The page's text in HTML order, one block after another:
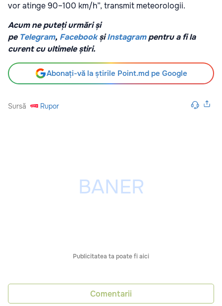
vor atinge 90–100 km/h”, transmit meteorologii.
Acum ne puteți urmări și
pe Telegram, Facebook șiInstagrampentru a fi la
curent cu ultimele știri.
Abonați-vă la știrile Point.md pe Google
Sursă Rupor
Publicitatea ta poate fi aici
Comentarii